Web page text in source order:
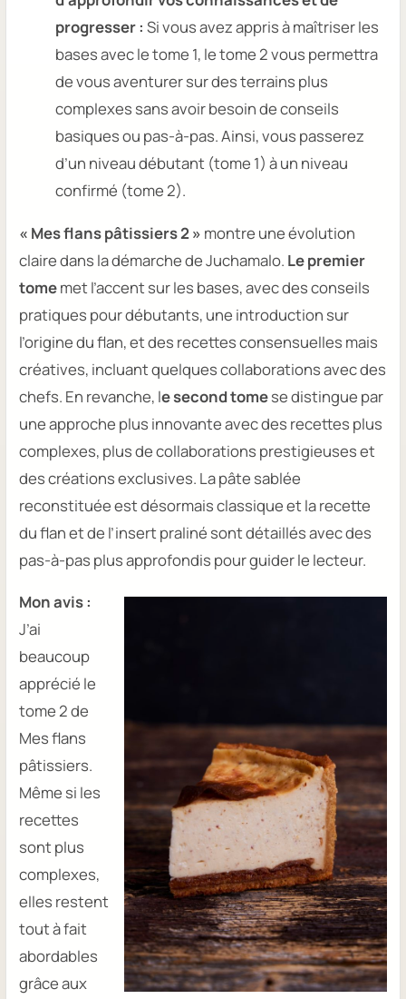
progresser : Si vous avez appris à maîtriser les
bases avec le tome 1, le tome 2 vous permettra
de vous aventurer sur des terrains plus
complexes sans avoir besoin de conseils
basiques ou pas-à-pas. Ainsi, vous passerez
d’un niveau débutant (tome 1) à un niveau
confirmé (tome 2).
« Mes flans pâtissiers 2 » montre une évolution
claire dans la démarche de Juchamalo. Le premier
tomemet l’accent sur les bases, avec des conseils
pratiques pour débutants, une introduction sur
l’origine du flan, et des recettes consensuelles mais
créatives, incluant quelques collaborations avec des
chefs. En revanche, le second tomese distingue par
une approche plus innovante avec des recettes plus
complexes, plus de collaborations prestigieuses et
des créations exclusives. La pâte sablée
reconstituée est désormais classique et la recette
du flan et de l’insert praliné sont détaillés avec des
pas-à-pas plus approfondis pour guider le lecteur.
Mon avis :
J’ai
beaucoup
apprécié le
tome 2 de
Mes flans
pâtissiers.
Même si les
recettes
sont plus
complexes,
elles restent
tout à fait
abordables
grâce aux